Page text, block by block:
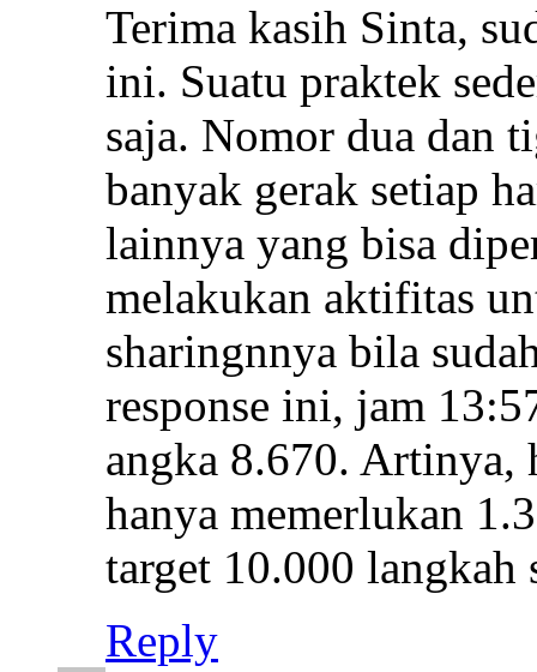
Terima kasih Sinta,
ini. Suatu praktek
saja. Nomor dua dan
banyak gerak setiap
lainnya yang bisa
melakukan aktifitas
sharingnnya bila
response ini, jam
angka 8.670. Artinya,
hanya memerlukan
target 10.000 langkah
Reply